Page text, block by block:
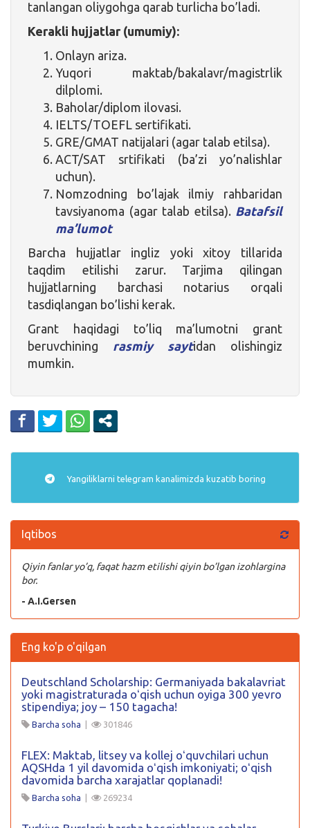
tanlangan oliygohga qarab turlicha bo’ladi.
Kerakli hujjatlar (umumiy):
Onlayn ariza.
Yuqori maktab/bakalavr/magistrlik
dilplomi.
Baholar/diplom ilovasi.
IELTS/TOEFL sertifikati.
GRE/GMAT natijalari (agar talab etilsa).
ACT/SAT srtifikati (ba’zi yo’nalishlar
uchun).
Nomzodning bo’lajak ilmiy rahbaridan
tavsiyanoma (agar talab etilsa). Batafsil
ma’lumot
Barcha hujjatlar ingliz yoki xitoy tillarida
taqdim etilishi zarur. Tarjima qilingan
hujjatlarning barchasi notarius orqali
tasdiqlangan bo’lishi kerak.
Grant haqidagi to’liq ma’lumotni grant
beruvchining rasmiy saytidan olishingiz
mumkin.
Yangiliklarni telegram kanalimizda kuzatib boring
Iqtibos
Qiyin fanlar yo’q, faqat hazm etilishi qiyin bo’lgan izohlargina
bor.
- A.I.Gersen
Eng ko'p o'qilgan
Deutschland Scholarship: Germaniyada bakalavriat
yoki magistraturada oʻqish uchun oyiga 300 yevro
stipendiya; joy – 150 tagacha!
Barcha soha | 301846
FLEX: Maktab, litsey va kollej oʻquvchilari uchun
AQSHda 1 yil davomida oʻqish imkoniyati; oʻqish
davomida barcha xarajatlar qoplanadi!
Barcha soha | 269234